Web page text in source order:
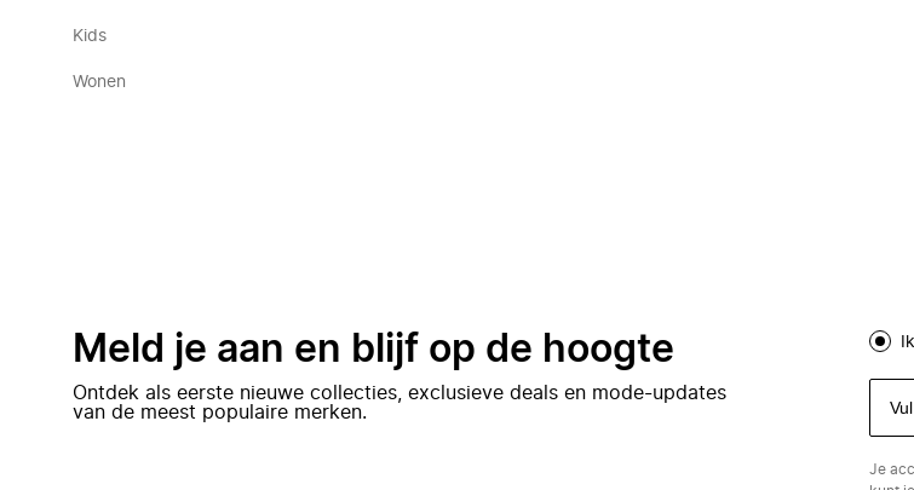
Kids
Wonen
Meld je aan en blijf op de hoogte
Ontdek als eerste nieuwe collecties, exclusieve deals en mode-updates
van de meest populaire merken.
Je